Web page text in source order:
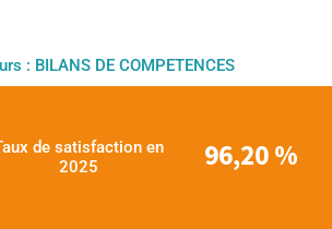
: BILANS DE COMPETENCES
de satisfaction en
2025
96,20 %